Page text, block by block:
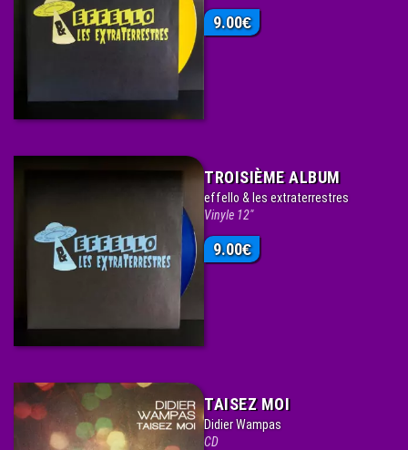
9.00€
TROISIÈME ALBUM
effello & les extraterrestres
Vinyle 12"
9.00€
TAISEZ MOI
Didier Wampas
CD